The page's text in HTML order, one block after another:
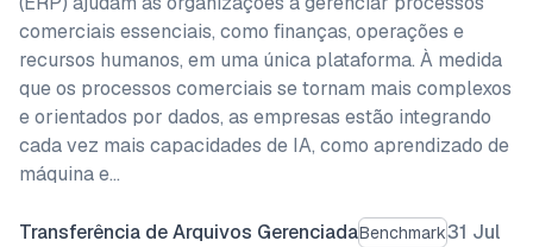
comerciais essenciais, como finanças, operações e
recursos humanos, em uma única plataforma. À medida
que os processos comerciais se tornam mais complexos
e orientados por dados, as empresas estão integrando
cada vez mais capacidades de IA, como aprendizado de
máquina e…
Transferência de Arquivos GerenciadaBenchmark31 Jul